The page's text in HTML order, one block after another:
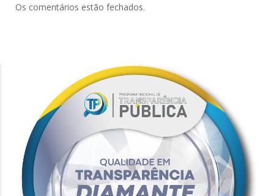
Os comentários estão fechados.